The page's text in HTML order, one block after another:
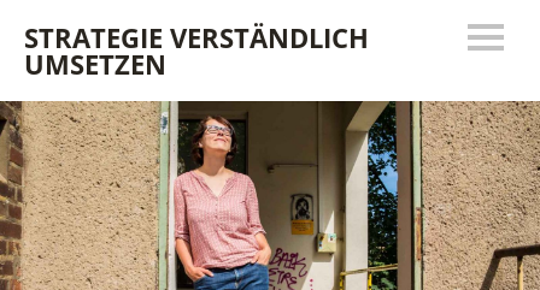
STRATEGIE VERSTÄNDLICH
UMSETZEN